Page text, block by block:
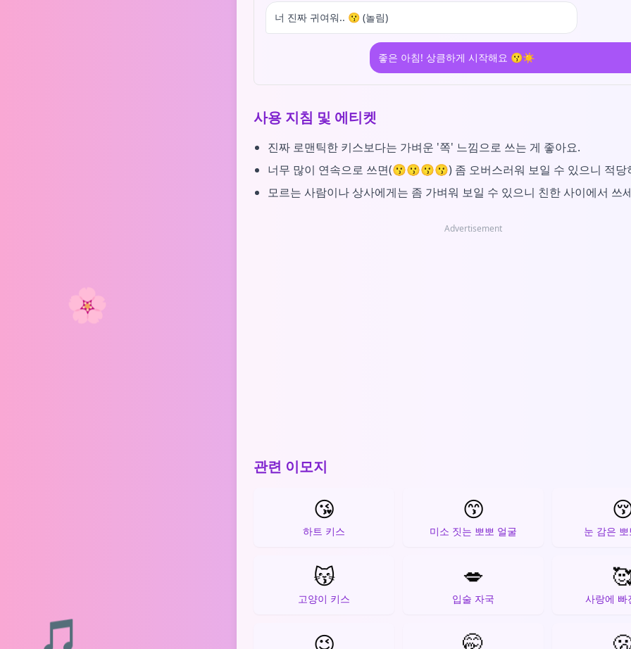
🌸
🎵
너 진짜 귀여워.. 😗 (놀림)
좋은 아침! 상큼하게 시작해요 😗☀️
사용 지침 및 에티켓
진짜 로맨틱한 키스보다는 가벼운 '쪽' 느낌으로 쓰는 게 좋아요.
너무 많이 연속으로 쓰면(😗😗😗😗) 좀 오버스러워 보일 수 있으니 적당
모르는 사람이나 상사에게는 좀 가벼워 보일 수 있으니 친한 사이에서 쓰
Advertisement
관련 이모지
😘
하트 키스
😙
미소 짓는 뽀뽀 얼굴 눈 감은
😽
고양이 키스
💋
입술 자국 사랑에 빠